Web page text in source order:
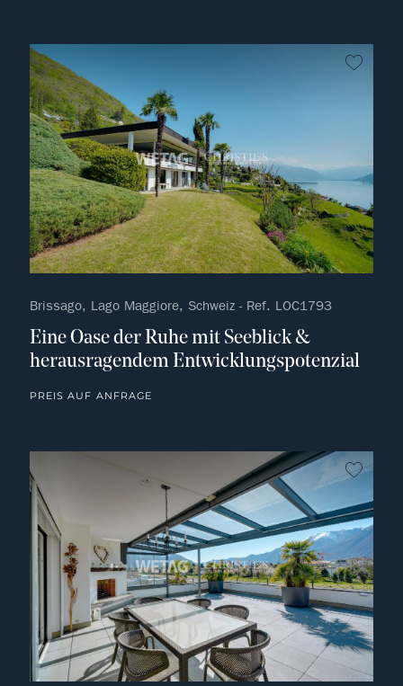
Brissago, Lago Maggiore, Schweiz - Ref. LOC1793
Eine Oase der Ruhe mit Seeblick &
herausragendem Entwicklungspotenzial
PREIS AUF ANFRAGE
kein